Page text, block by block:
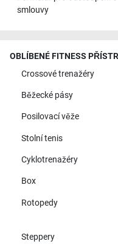
smlouvy
OBLÍBENÉ FITNESS
Crossové trenažéry
Běžecké pásy
Posilovací věže
Stolní tenis
Cyklotrenažéry
Box
Rotopedy
Steppery